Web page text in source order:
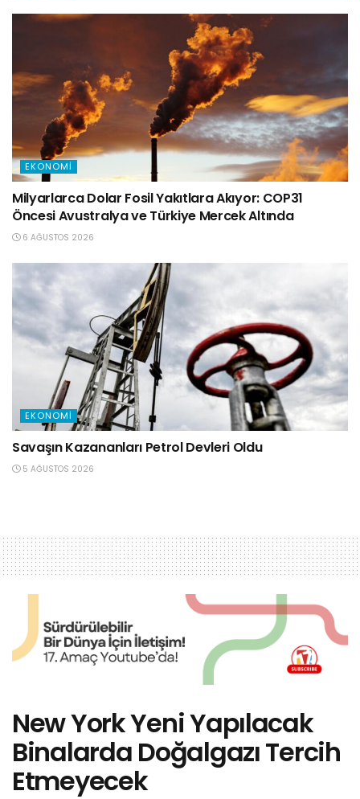
EKONOMI
Milyarlarca Dolar Fosil Yakıtlara Akıyor: COP31
Öncesi Avustralya ve Türkiye Mercek Altında
6 AĞUSTOS 2026
EKONOMI
Savaşın Kazananları Petrol Devleri Oldu
5 AĞUSTOS 2026
New York Yeni Yapılacak
Binalarda Doğalgazı Tercih
Etmeyecek